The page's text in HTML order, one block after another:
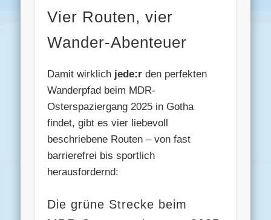
Vier Routen, vier
Wander-Abenteuer
Damit wirklich jede:r den perfekten
Wanderpfad beim MDR-
Osterspaziergang 2025 in Gotha
findet, gibt es vier liebevoll
beschriebene Routen – von fast
barrierefrei bis sportlich
herausfordernd:
Die grüne Strecke beim